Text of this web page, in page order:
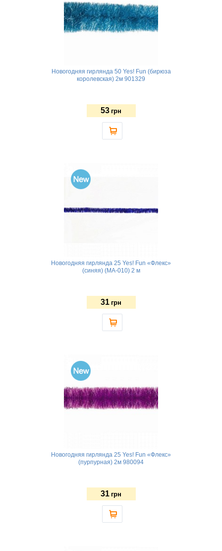
Новогодняя гирлянда 50 Yes! Fun (бирюза
королевская) 2м 901329
53 грн
Новогодняя гирлянда 25 Yes! Fun «Флекс»
(синяя) (MA-010) 2 м
31 грн
Новогодняя гирлянда 25 Yes! Fun «Флекс»
(пурпурная) 2м 980094
31 грн